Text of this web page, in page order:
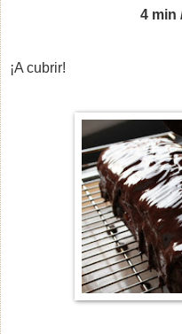
4 min
¡A cubrir!